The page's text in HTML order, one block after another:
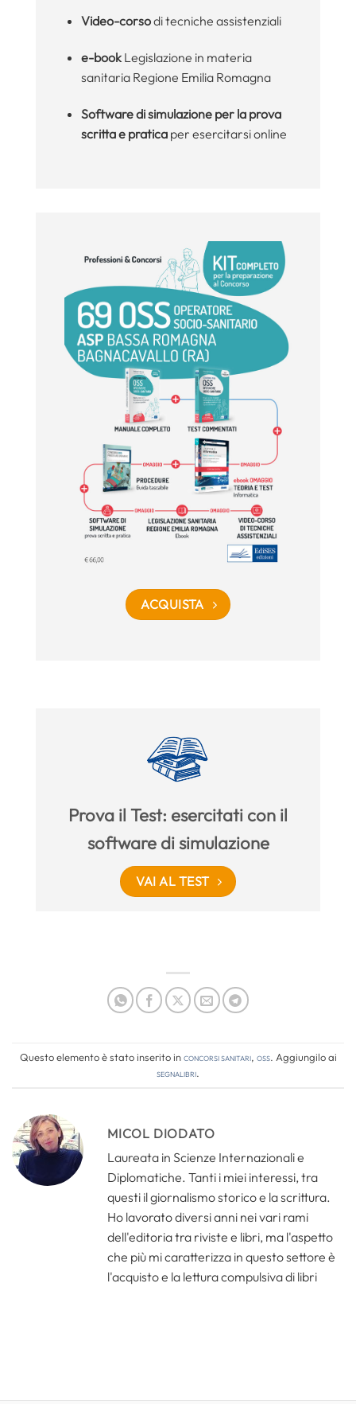
Video-corsodi tecniche assistenziali
e-bookLegislazione in materia
sanitaria Regione Emilia Romagna
Software di simulazione per la prova
scritta e praticaper esercitarsi online
ACQUISTA
Prova il Test: esercitati con il
software di simulazione
VAI AL TEST
Questo elemento è stato inserito inConcorsi Sanitari, OSS. Aggiungilo ai
segnalibri.
MICOL DIODATO
Laureata in Scienze Internazionali e
Diplomatiche. Tanti i miei interessi, tra
questi il giornalismo storico e la scrittura.
Ho lavorato diversi anni nei vari rami
dell'editoria tra riviste e libri, ma l'aspetto
che più mi caratterizza in questo settore è
l'acquisto e la lettura compulsiva di libri